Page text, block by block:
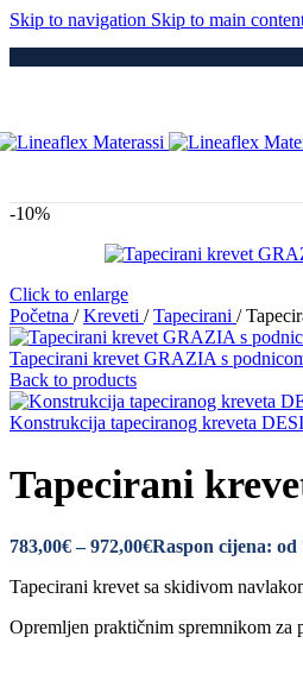
Skip to navigation Skip to main
-10%
Click to enlarge
Početna / Kreveti / Tapecirani /
Tapecirani krevet GRAZIA s
Back to products
Konstrukcija tapeciranog kreveta
Tapecirani
783,00€ – 972,00€Raspon cijena: od
Tapecirani krevet sa skidivom
Opremljen praktičnim spremnikom za